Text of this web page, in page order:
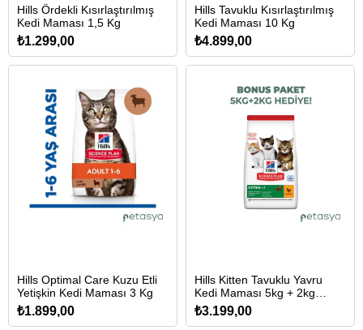
Hills Ördekli Kısırlaştırılmış
Kedi Maması 1,5 Kg
₺1.299,00
Hills Tavuklu Kısırlaştırılmış
Kedi Maması 10 Kg
₺4.899,00
Hills Optimal Care Kuzu Etli
Yetişkin Kedi Maması 3 Kg
₺1.899,00
Hills Kitten Tavuklu Yavru
Kedi Maması 5kg + 2kg
HEDİYE!
₺3.199,00